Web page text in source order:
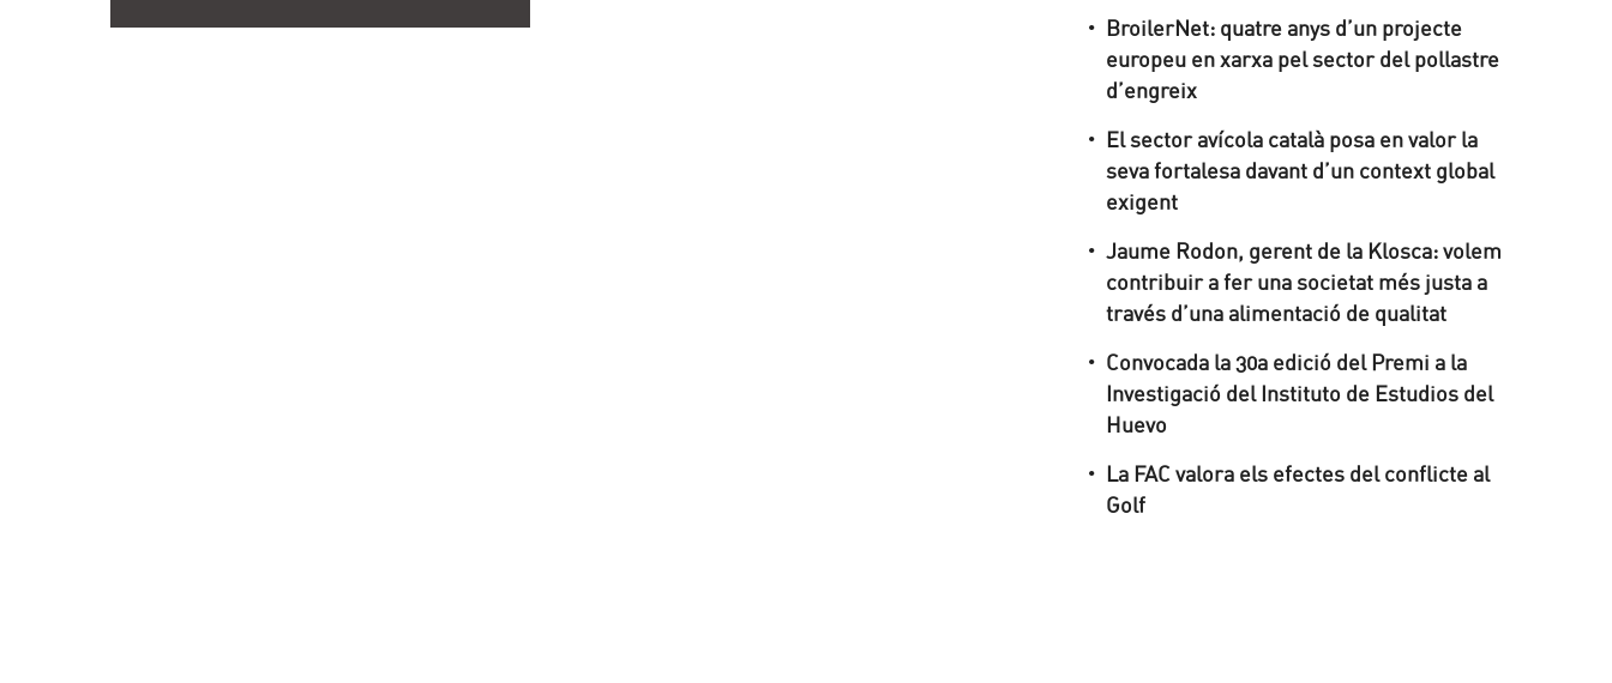
BroilerNet: quatre anys d’un projecte
europeu en xarxa pel sector del pollastre
d’engreix
El sector avícola català posa en valor la
seva fortalesa davant d’un context global
exigent
Jaume Rodon, gerent de la Klosca: volem
contribuir a fer una societat més justa a
través d’una alimentació de qualitat
Convocada la 30a edició del Premi a la
Investigació del Instituto de Estudios del
Huevo
La FAC valora els efectes del conflicte al
Golf